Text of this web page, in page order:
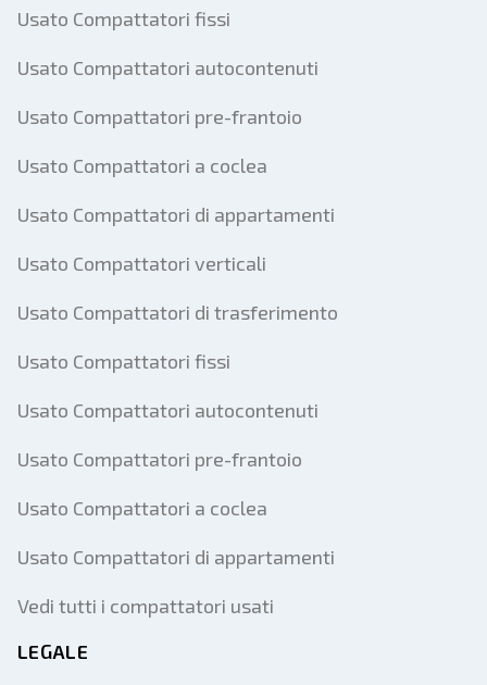
Usato Compattatori fissi
Usato Compattatori autocontenuti
Usato Compattatori pre-frantoio
Usato Compattatori a coclea
Usato Compattatori di appartamenti
Usato Compattatori verticali
Usato Compattatori di trasferimento
Usato Compattatori fissi
Usato Compattatori autocontenuti
Usato Compattatori pre-frantoio
Usato Compattatori a coclea
Usato Compattatori di appartamenti
Vedi tutti i compattatori usati
LEGALE